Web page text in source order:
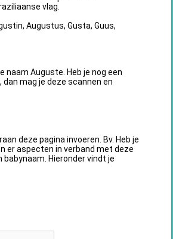
vlag.
Augustus, Gusta, Guus,
naam Auguste. Heb je nog een
mag je deze scannen en
deze pagina invoeren. Bv. Heb je
er aspecten in verband met deze
babynaam. Hieronder vindt je